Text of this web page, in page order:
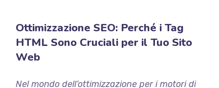
Ottimizzazione SEO: Perché i Tag
HTML Sono Cruciali per il Tuo Sito
Web
Nel mondo dell’ottimizzazione per i motori di